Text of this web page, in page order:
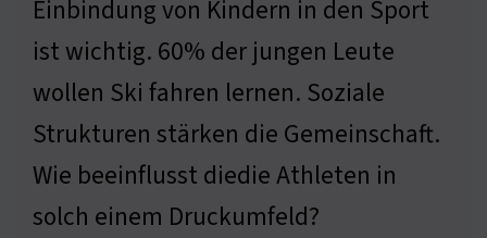
Einbindung von Kindern in den Sport
ist wichtig. 60% der jungen Leute
wollen Ski fahren lernen. Soziale
Strukturen stärken die Gemeinschaft.
Wie beeinflusst diedie Athleten in
solch einem Druckumfeld?